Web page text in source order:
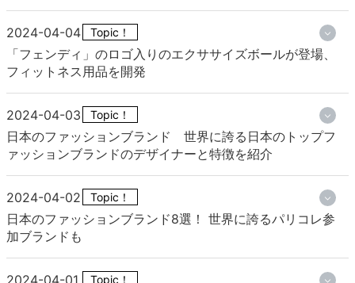
2024-04-04 Topic！
「フェンディ」のロゴ入りのエクササイズボールが登場、
フィットネス用品を開発
2024-04-03 Topic！
日本のファッションブランド 世界に誇る日本のトップフ
ァッションブランドのデザイナーと特徴を紹介
2024-04-02 Topic！
日本のファッションブランド8選！ 世界に誇るパリコレ参
加ブランドも
2024-04-01 Topic！